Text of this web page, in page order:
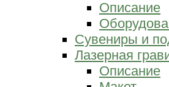
Описание
Сувениры и
Лазерная
Описание